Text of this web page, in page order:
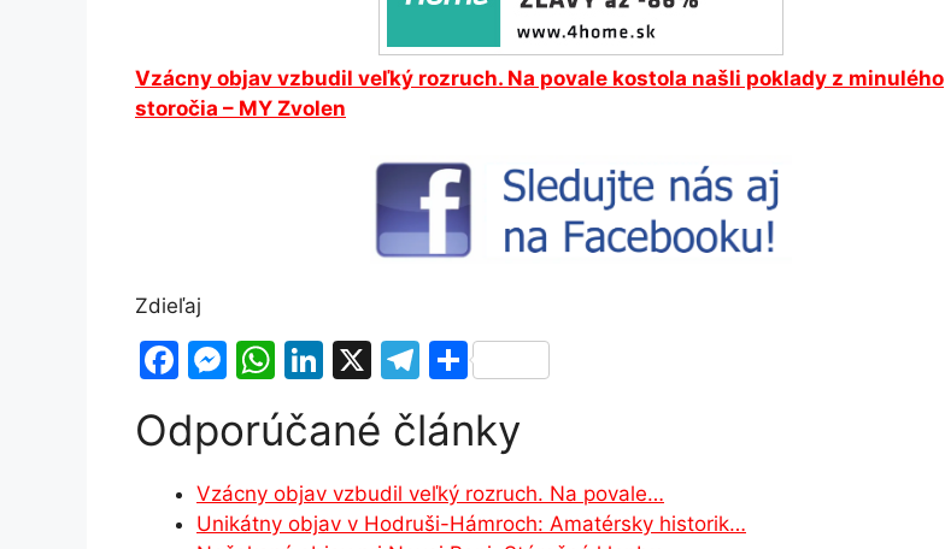
Vzácny objav vzbudil veľký rozruch. Na povale kostola našli poklady z minulého
storočia – MY Zvolen
Zdieľaj
F
c
e
b
M
s
s
e
W
at
s
A
Li
k
dI
X
T
e
gr
a
S
ar
Odporúčané články
Vzácny objav vzbudil veľký rozruch. Na povale…
Unikátny objav v Hodruši-Hámroch: Amatérsky historik…